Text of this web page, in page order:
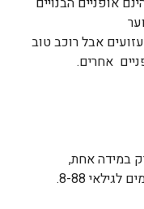
אבל רוכב טוב
אחרים.
8-88.